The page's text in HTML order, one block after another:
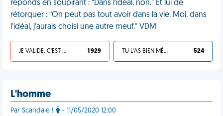
réponds en soupirant : “Dans l’idéal, non.” Et lui de
rétorquer : “On peut pas tout avoir dans la vie. Moi, dans
l’idéal, j’aurais choisi une autre meuf.” VDM
JE VALIDE, C'EST UNE VDM 1 929 TU L'AS BIEN MÉRITÉ 524
L'homme
Par Scandale ! - 11/05/2020 12:00